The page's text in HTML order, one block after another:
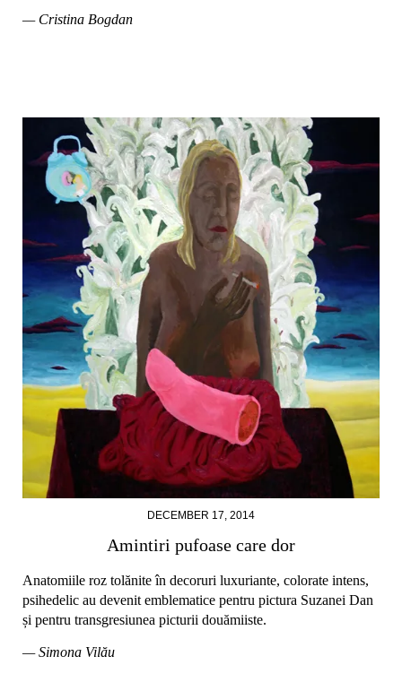
— Cristina Bogdan
DECEMBER 17, 2014
Amintiri pufoase care dor
Anatomiile roz tolănite în decoruri luxuriante, colorate intens,
psihedelic au devenit emblematice pentru pictura Suzanei Dan
și pentru transgresiunea picturii douămiiste.
— Simona Vilău